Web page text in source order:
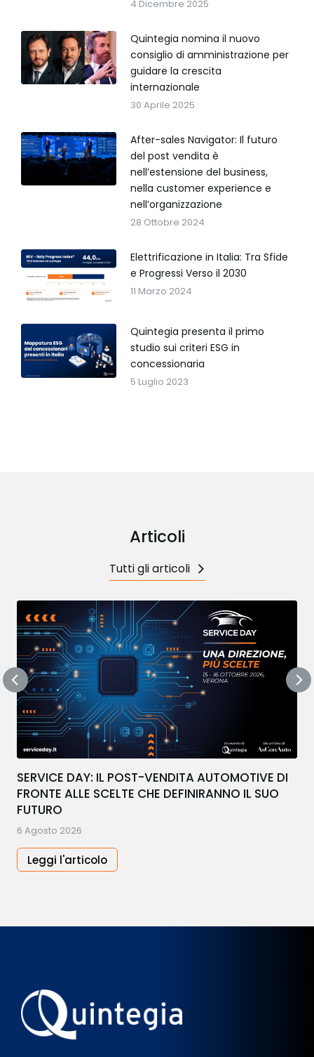
4 Dicembre 2025
Quintegia nomina il nuovo
consiglio di amministrazione per
guidare la crescita
internazionale
30 Aprile 2025
After-sales Navigator: Il futuro
del post vendita è
nell’estensione del business,
nella customer experience e
nell’organizzazione
28 Ottobre 2024
Elettrificazione in Italia: Tra Sfide
e Progressi Verso il 2030
11 Marzo 2024
Quintegia presenta il primo
studio sui criteri ESG in
concessionaria
5 Luglio 2023
Articoli
Tutti gli articoli
SERVICE DAY: IL POST-VENDITA AUTOMOTIVE DI
FRONTE ALLE SCELTE CHE DEFINIRANNO IL SUO
FUTURO
6 Agosto 2026
Leggi l'articolo